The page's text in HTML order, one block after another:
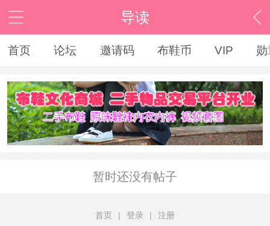
导读
首页 论坛 邀请码 布鞋币 VIP
暂时还没有帖子
首页 | 登录 |
注册